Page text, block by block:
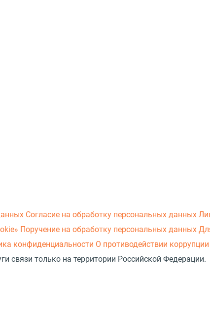
Согласие на обработку персональных данных
Поручение на обработку персональных данных
конфиденциальности О противодействии коррупции
связи только на территории Российской Федерации.